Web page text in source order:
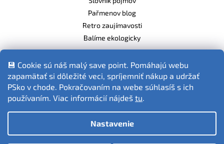
💾 Cookie sú náš malý save point. Pomáhajú webu
zapamätať si dôležité veci, spríjemniť nákup a udržať
PSko v chode. Pokračovaním na webe súhlasíš s ich
používaním. Viac informácií nájdeš tu.
Nastavenie
Pařmenov blog
Retro zaujímavosti
Balíme ekologicky
Fotografie produktov sú ilustračné.
Vytvoril Shoptet